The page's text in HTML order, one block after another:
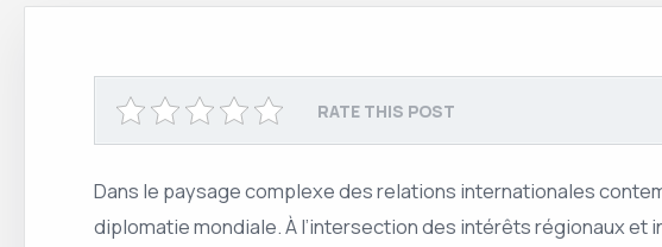
RATE THIS POST
Dans le paysage complexe des relations internationales
diplomatie mondiale. À l’intersection des intérêts régionaux